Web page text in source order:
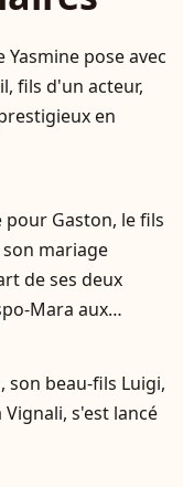
Yasmine pose avec
fils d'un acteur,
en
Gaston, le fils
mariage
de ses deux
Mara aux
son beau-fils Luigi,
s'est lancé